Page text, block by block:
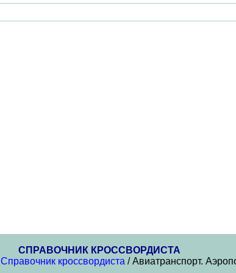
СПРАВОЧНИК КРОССВОРДИСТА
Справочник кроссвордиста / Авиатранспорт.